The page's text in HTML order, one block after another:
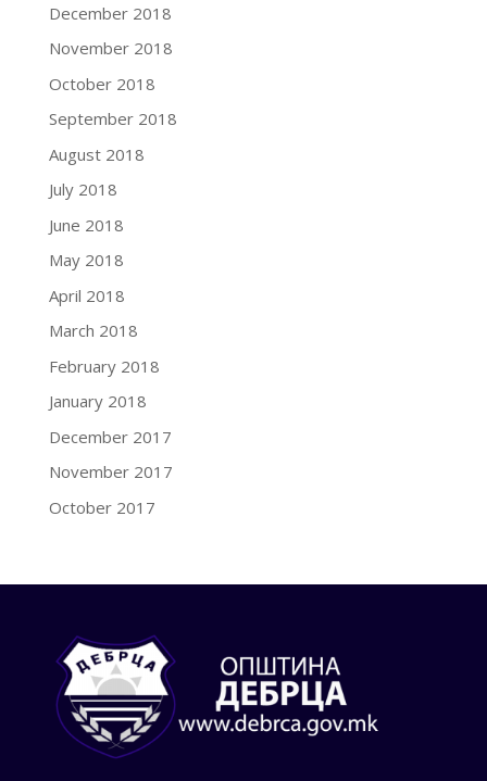
December 2018
November 2018
October 2018
September 2018
August 2018
July 2018
June 2018
May 2018
April 2018
March 2018
February 2018
January 2018
December 2017
November 2017
October 2017